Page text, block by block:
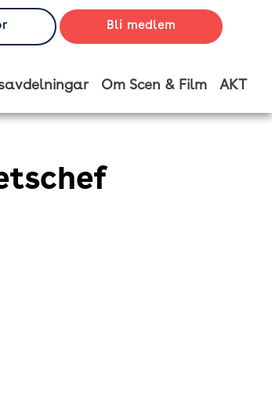
Bli medlem
Om Scen & Film AKT